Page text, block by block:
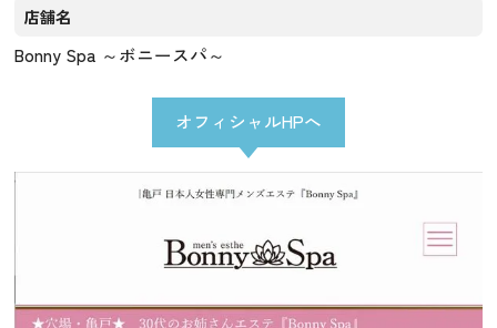
店舗名
Bonny Spa ～ボニースパ～
オフィシャルHPへ